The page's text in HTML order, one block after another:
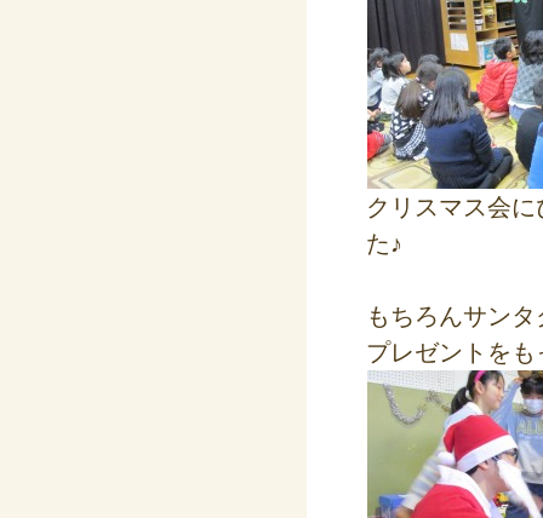
クリスマス会
た♪
もちろんサン
プレゼントを